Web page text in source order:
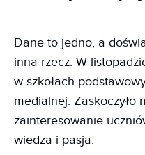
Dane to jedno, a
inna rzecz. W
w szkołach
medialnej. Zaskoczyło
zainteresowanie
wiedza i pasja.